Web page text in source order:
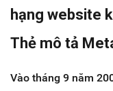
hạng website
Thẻ mô tả
Vào tháng 9 năm